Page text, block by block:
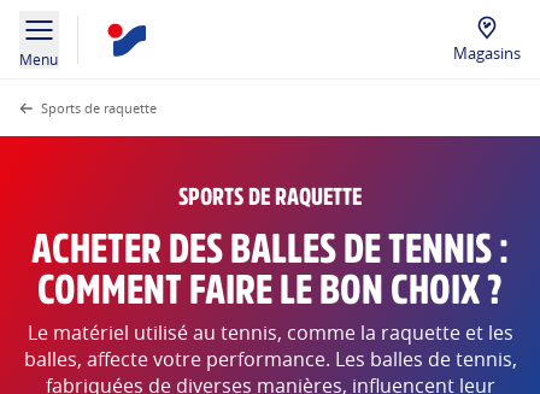
Menu Magasins
Sports de raquette
SPORTS DE RAQUETTE
ACHETER DES BALLES DE TENNIS :
COMMENT FAIRE LE BON CHOIX ?
Le matériel utilisé au tennis, comme la raquette et les
balles, affecte votre performance. Les balles de tennis,
fabriquées de diverses manières, influencent leur